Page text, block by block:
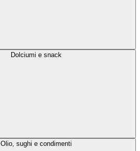
Dolciumi e snack
Olio, sughi e condimenti